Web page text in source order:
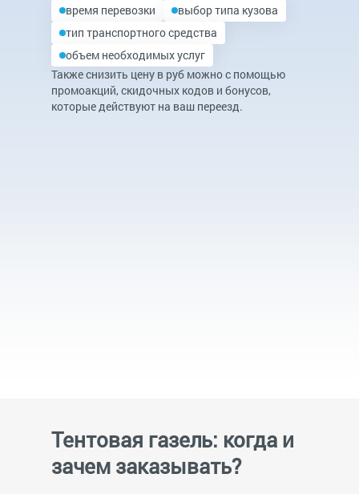
время перевозки
выбор типа кузова
тип транспортного средства
объем необходимых услуг
Также снизить цену в руб можно с помощью
промоакций, скидочных кодов и бонусов,
которые действуют на ваш переезд.
Тентовая газель: когда и
зачем заказывать?